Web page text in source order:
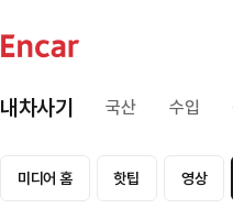
내차사기 국산 수입
미디어 홈 핫팁 영상